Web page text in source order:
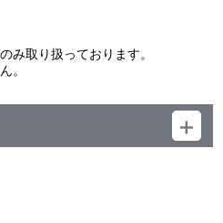
み取り扱っております。
。